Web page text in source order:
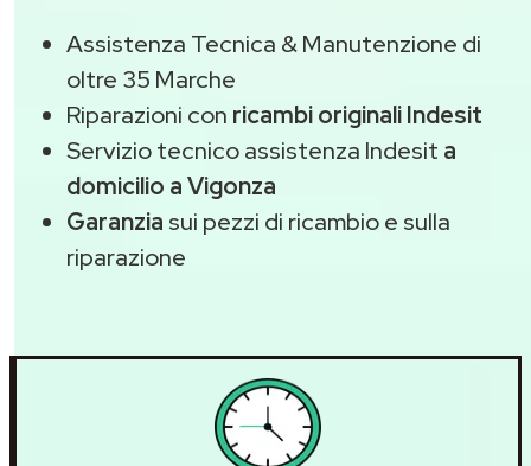
Assistenza Tecnica & Manutenzione di
oltre 35 Marche
Riparazioni con ricambi originali Indesit
Servizio tecnico assistenza Indesit a
domicilio a Vigonza
Garanzia sui pezzi di ricambio e sulla
riparazione